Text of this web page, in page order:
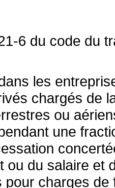
6 du code du
les
chargés de
ou
une
ou du salaire et
pour charges